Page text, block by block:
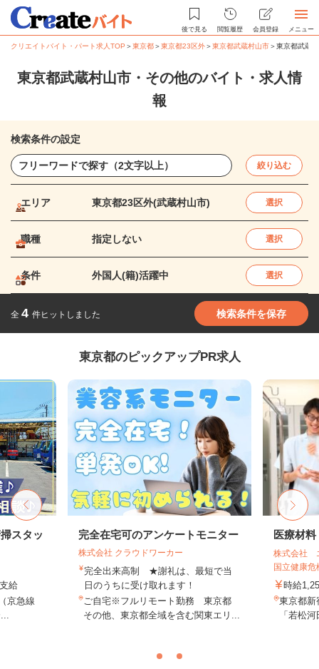
後で見る 閲覧履歴 会員登録 メニュー
クリエイトバイト・パート求人TOP ＞東京都＞東京都23区外＞東京都武蔵村山市＞東京都武蔵
東京都武蔵村山市・その他のバイト・求人情
報
検索条件の設定
絞り込む
エリア 東京都23区外(武蔵村山市) 選択
職種 指定しない 選択
条件 外国人(籍)活躍中 選択
全 4 件ヒットしました 検索条件を保存
東京都のピックアップPR求人
スタッ
給
京急線
完全在宅可のアンケートモニター
株式会社 クラウドワーカー
完全出来高制 ★謝礼は、最短で当
日のうちに受け取れます！
ご自宅※フルリモート勤務 東京都
その他、東京都全域を含む関東エリ...
医療材
株式会社
国立健康危
時給
東京都新
「若松